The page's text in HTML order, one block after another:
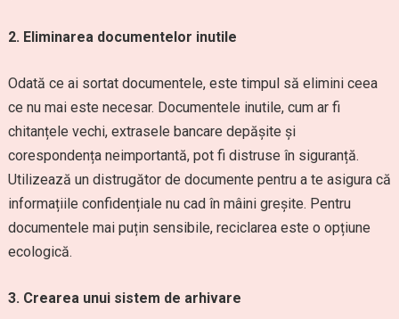
2. Eliminarea documentelor inutile
Odată ce ai sortat documentele, este timpul să elimini ceea
ce nu mai este necesar. Documentele inutile, cum ar fi
chitanțele vechi, extrasele bancare depășite și
corespondența neimportantă, pot fi distruse în siguranță.
Utilizează un distrugător de documente pentru a te asigura că
informațiile confidențiale nu cad în mâini greșite. Pentru
documentele mai puțin sensibile, reciclarea este o opțiune
ecologică.
3. Crearea unui sistem de arhivare